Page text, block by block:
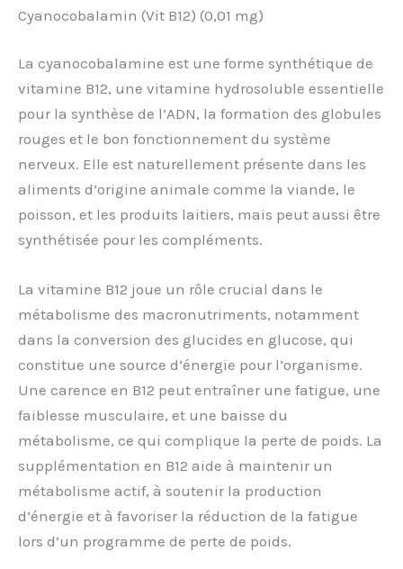
Cyanocobalamin (Vit B12) (0,01 mg)
La cyanocobalamine est une forme synthétique de
vitamine B12, une vitamine hydrosoluble essentielle
pour la synthèse de l’ADN, la formation des globules
rouges et le bon fonctionnement du système
nerveux. Elle est naturellement présente dans les
aliments d’origine animale comme la viande, le
poisson, et les produits laitiers, mais peut aussi être
synthétisée pour les compléments.
La vitamine B12 joue un rôle crucial dans le
métabolisme des macronutriments, notamment
dans la conversion des glucides en glucose, qui
constitue une source d’énergie pour l’organisme.
Une carence en B12 peut entraîner une fatigue, une
faiblesse musculaire, et une baisse du
métabolisme, ce qui complique la perte de poids. La
supplémentation en B12 aide à maintenir un
métabolisme actif, à soutenir la production
d’énergie et à favoriser la réduction de la fatigue
lors d’un programme de perte de poids.